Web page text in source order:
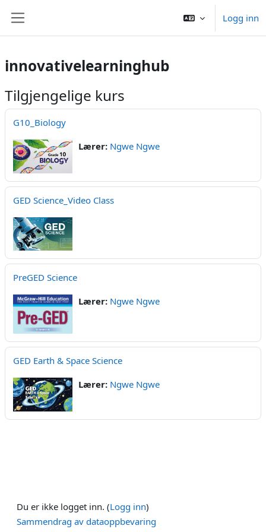
Logg inn
innovativelearninghub
Tilgjengelige kurs
G10_Biology
Lærer: Ngwe Ngwe
GED Science_Video Class
PreGED Science
Lærer: Ngwe Ngwe
GED Earth & Space Science
Lærer: Ngwe Ngwe
Du er ikke logget inn. (Logg inn)
Sammendrag av dataoppbevaring